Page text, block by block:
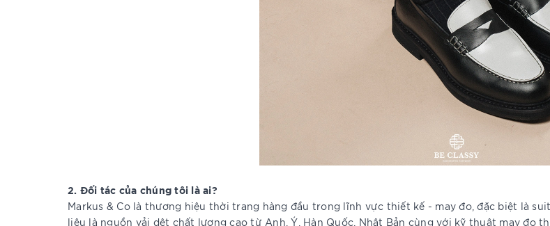
2. Đối tác của chúng tôi là ai?
Markus & Co là thương hiệu thời trang hàng đầu trong lĩnh vực thiết kế - may đo, đặc biệt là
liệu là nguồn vải dệt chất lượng cao từ Anh, Ý, Hàn Quốc, Nhật Bản cùng với kỹ thuật may đo